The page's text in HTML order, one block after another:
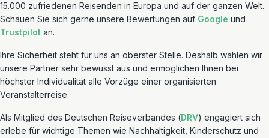
15.000 zufriedenen Reisenden in Europa und auf der ganzen Welt.
Schauen Sie sich gerne unsere Bewertungen auf Google und
Trustpilot an.
Ihre Sicherheit steht für uns an oberster Stelle. Deshalb wählen wir
unsere Partner sehr bewusst aus und ermöglichen Ihnen bei
höchster Individualität alle Vorzüge einer organisierten
Veranstalterreise.
Als Mitglied des Deutschen Reiseverbandes (DRV) engagiert sich
erlebe für wichtige Themen wie Nachhaltigkeit, Kinderschutz und